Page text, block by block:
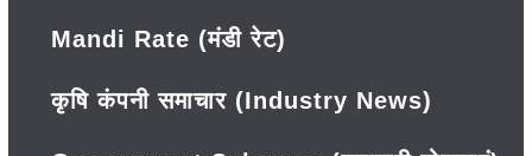
Mandi Rate (मंडी रेट)
कृषि कंपनी समाचार (Industry News)